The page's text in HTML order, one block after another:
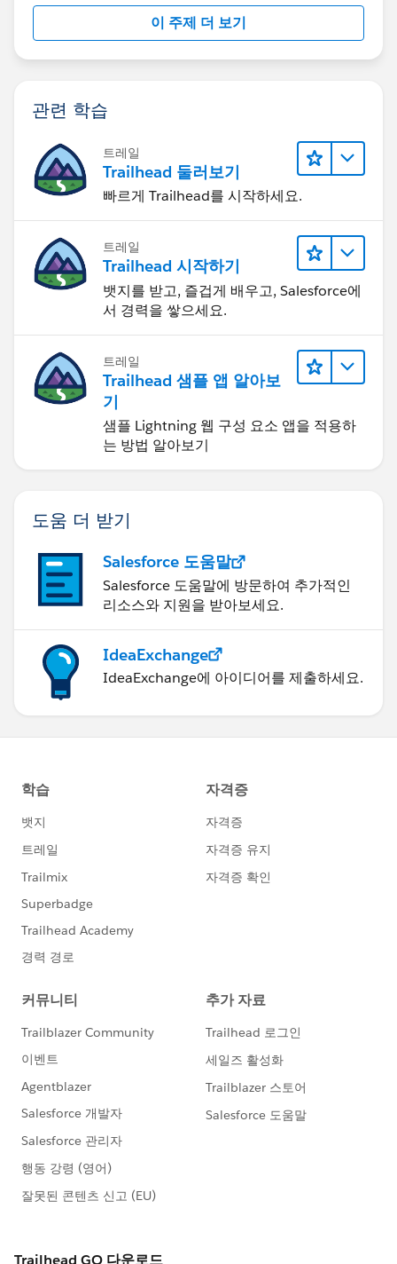
이 주제 더 보기
관련 학습
트레일
Trailhead 둘러보기
빠르게 Trailhead를 시작하세요.
트레일
Trailhead 시작하기
뱃지를 받고, 즐겁게 배우고, Salesforce에
서 경력을 쌓으세요.
트레일
Trailhead 샘플 앱 알아보
기
샘플 Lightning 웹 구성 요소 앱을 적용하
는 방법 알아보기
도움 더 받기
Salesforce 도움말
Salesforce 도움말에 방문하여 추가적인
리소스와 지원을 받아보세요.
IdeaExchange
IdeaExchange에 아이디어를 제출하세요.